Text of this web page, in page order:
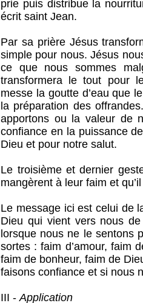
prie puis distribue la
écrit saint Jean.
Par sa prière Jésus
simple pour nous. Jésus
ce que nous sommes
transformera le tout pour
messe la goutte d’eau que
la préparation des
apportons ou la valeur de
confiance en la puissance
Dieu et pour notre salut.
Le troisième et dernier
mangèrent à leur faim et
Le message ici est celui de
Dieu qui vient vers nous
lorsque nous ne le sentons
sortes : faim d’amour, faim
faim de bonheur, faim de
faisons confiance et si nous
III -Application